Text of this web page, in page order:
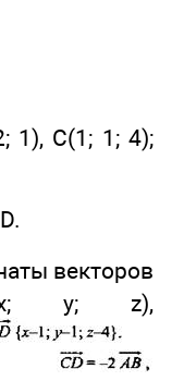
1), С(1; 1; 4);
векторов
у; z),